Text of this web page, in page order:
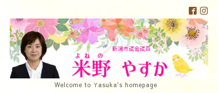
Welcome to Yasuka's homepage